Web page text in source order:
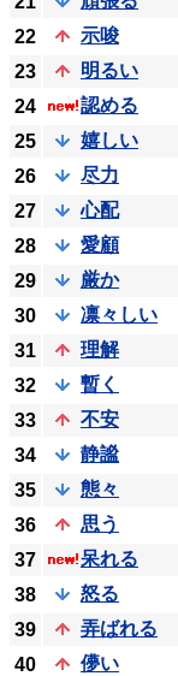
22
示唆
23
明るい
24
認める
25
嬉しい
26
尽力
27
心配
28
愛顧
29
厳か
30
凛々しい
31
理解
32
暫く
33
不安
34
静謐
35
態々
36
思う
37
呆れる
38
怒る
39
弄ばれる
40
儚い